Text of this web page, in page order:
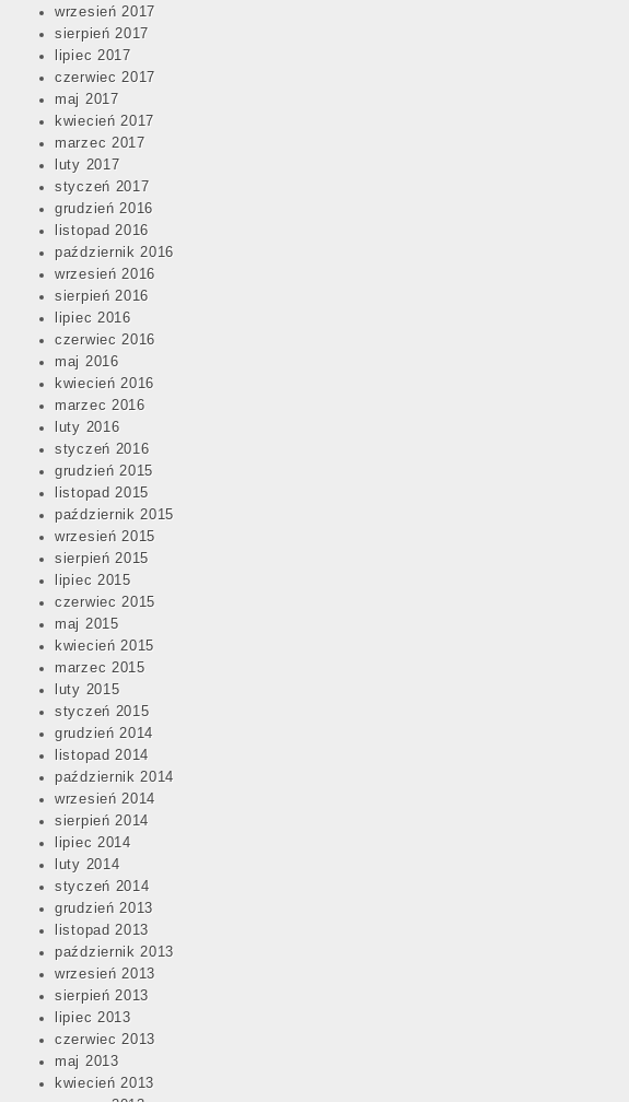
wrzesień 2017
sierpień 2017
lipiec 2017
czerwiec 2017
maj 2017
kwiecień 2017
marzec 2017
luty 2017
styczeń 2017
grudzień 2016
listopad 2016
październik 2016
wrzesień 2016
sierpień 2016
lipiec 2016
czerwiec 2016
maj 2016
kwiecień 2016
marzec 2016
luty 2016
styczeń 2016
grudzień 2015
listopad 2015
październik 2015
wrzesień 2015
sierpień 2015
lipiec 2015
czerwiec 2015
maj 2015
kwiecień 2015
marzec 2015
luty 2015
styczeń 2015
grudzień 2014
listopad 2014
październik 2014
wrzesień 2014
sierpień 2014
lipiec 2014
luty 2014
styczeń 2014
grudzień 2013
listopad 2013
październik 2013
wrzesień 2013
sierpień 2013
lipiec 2013
czerwiec 2013
maj 2013
kwiecień 2013